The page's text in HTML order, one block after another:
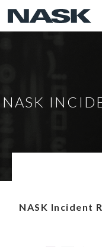
NASK
NASK Incident